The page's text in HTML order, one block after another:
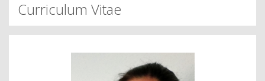
Curriculum Vitae